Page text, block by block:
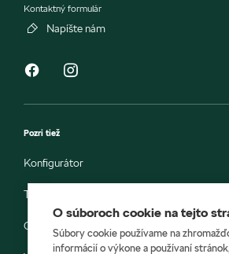
Kontaktný formulár
Napíšte nám
Pozri tiež
Konfigurátor
Testovacia jazda
Objednávka do servisu
O súboroch cookie na tejto
Súbory cookie používame na
informácií o výkone a používaní